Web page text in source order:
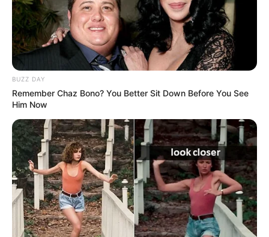
BUZZ DAY
Remember Chaz Bono? You Better Sit Down Before You See
Him Now